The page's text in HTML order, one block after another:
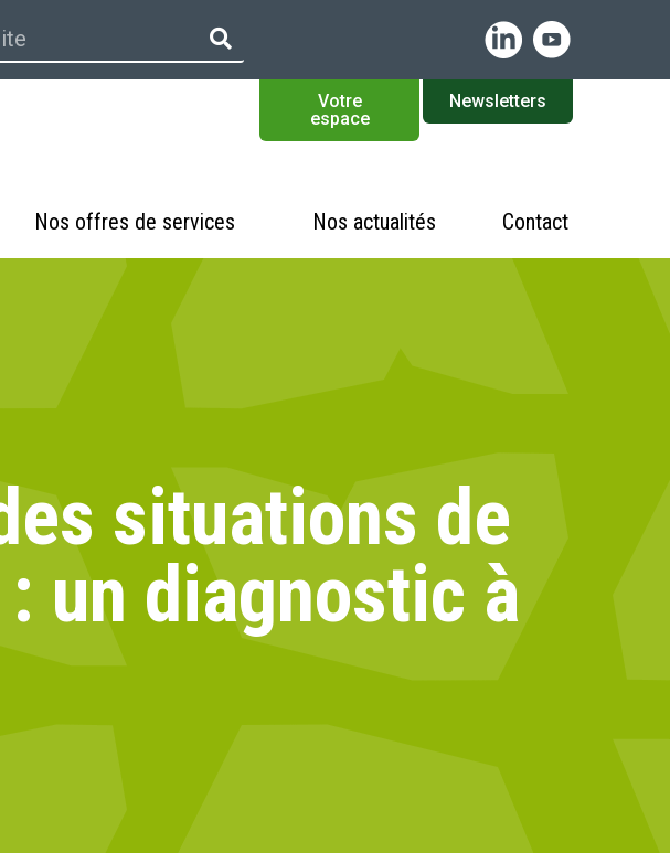
Votre
espace
Newsletters
Nos offres de services Nos actualités Contact
situations de
un diagnostic à